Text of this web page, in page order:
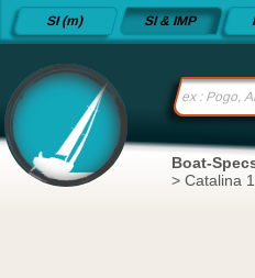
Fiches
techniques
depuis
2015
SI (m) SI & IMP
Boat-
> Catalina